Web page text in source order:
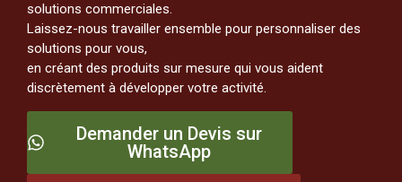
solutions commerciales.
Laissez-nous travailler ensemble pour personnaliser des
solutions pour vous,
en créant des produits sur mesure qui vous aident
discrètement à développer votre activité.
Demander un Devis sur
WhatsApp